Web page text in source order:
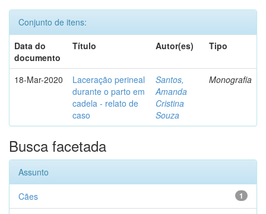
Conjunto de itens:
Data do
documento
Título Autor(es) Tipo
18-Mar-2020
Laceração perineal
durante o parto em
cadela - relato de
caso
Santos,
Amanda
Cristina
Souza
Monografia
Busca facetada
Assunto
1
Cães